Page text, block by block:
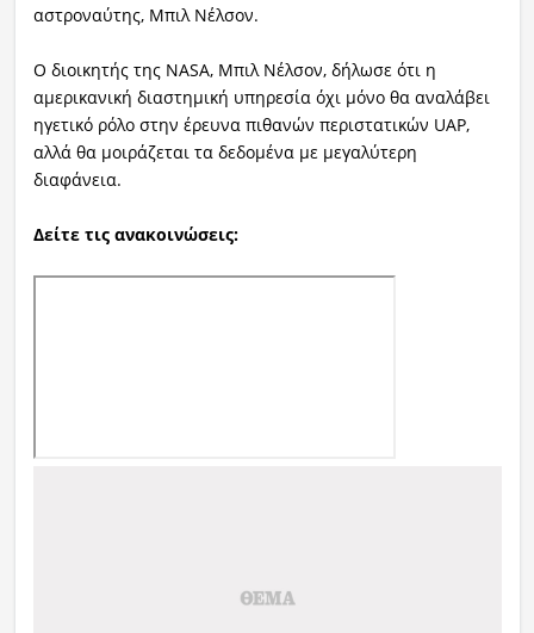
αστροναύτης, Μπιλ Νέλσον.
Ο διοικητής της NASA, Μπιλ Νέλσον, δήλωσε ότι η
αμερικανική διαστημική υπηρεσία όχι μόνο θα αναλάβει
ηγετικό ρόλο στην έρευνα πιθανών περιστατικών UAP,
αλλά θα μοιράζεται τα δεδομένα με μεγαλύτερη
διαφάνεια.
Δείτε τις ανακοινώσεις: